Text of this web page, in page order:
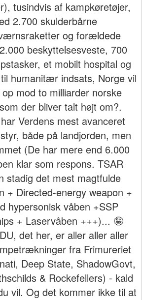
tusindvis af kampkøretøjer,
2.700 skulderbårne
og forældede
beskyttelsesveste, 700
et mobilt hospital og
humanitær indsats, Norge vil
mod to milliarder norske
der bliver talt højt om?.
Verdens mest avanceret
både på landjorden, men
(De har mere end 6.000
klar som respons. TSAR
stadig det mest magtfulde
+ Directed-energy weapon +
hypersonisk våben +SSP
+ Laservåben +++)... 🤪
det her, er aller aller aller
fra Frimureriet
Deep State, ShadowGovt,
& Rockefellers) - kald
vil. Og det kommer ikke til at